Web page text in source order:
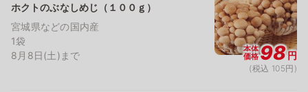
ホクトのぶなしめじ（１００ｇ）
宮城県などの国内産
1袋
8月8日(土)まで
本体
価格98円
(税込 105円)